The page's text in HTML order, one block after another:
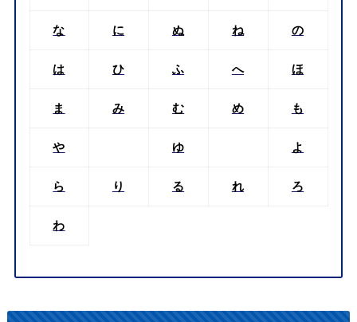
な に ぬ ね の
は ひ ふ へ ほ
ま み む め も
や ゆ よ
ら り る れ ろ
わ